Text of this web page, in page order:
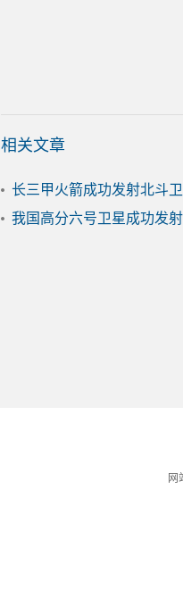
相关文章
长三甲火箭成功发射北斗
我国高分六号卫星成功发射